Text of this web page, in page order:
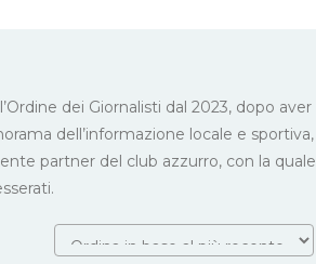
dei Giornalisti dal 2023, dopo aver
dell’informazione locale e sportiva,
partner del club azzurro, con la quale